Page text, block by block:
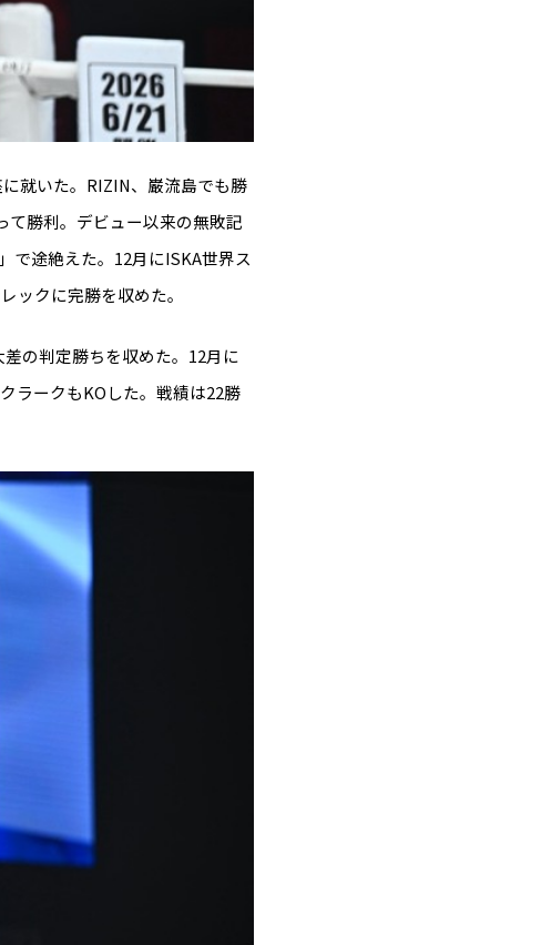
就いた。RIZIN、巌流島でも勝
て勝利。デビュー以来の無敗記
で途絶えた。12月にISKA世界ス
ックに完勝を収めた。
の判定勝ちを収めた。12月に
ラークもKOした。戦績は22勝